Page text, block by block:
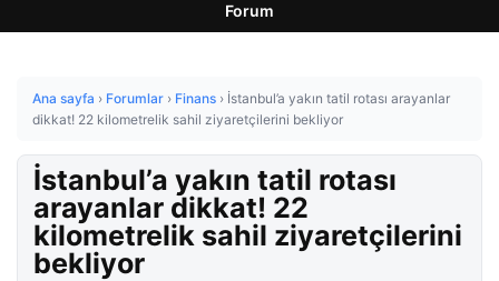
Forum
Ana sayfa › Forumlar › Finans › İstanbul’a yakın tatil rotası arayanlar
dikkat! 22 kilometrelik sahil ziyaretçilerini bekliyor
İstanbul’a yakın tatil rotası
arayanlar dikkat! 22
kilometrelik sahil ziyaretçilerini
bekliyor